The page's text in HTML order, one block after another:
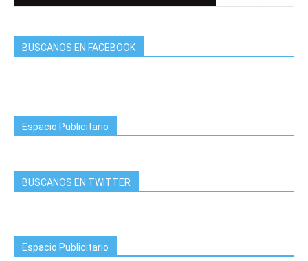
BUSCANOS EN FACEBOOK
Espacio Publicitario
BUSCANOS EN TWITTER
Espacio Publicitario